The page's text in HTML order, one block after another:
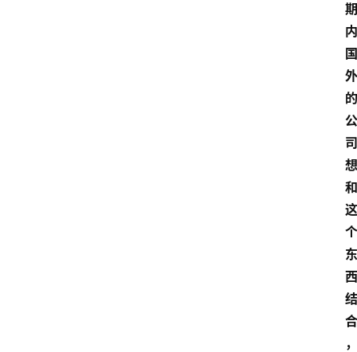
期
内
国
外
的
公
司
想
和
这
个
东
西
结
合
，